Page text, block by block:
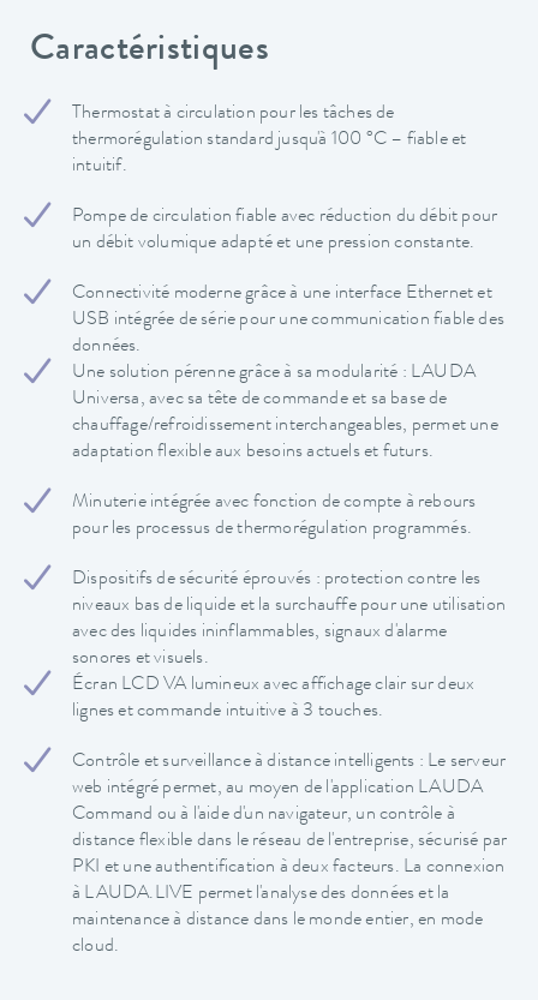
Caractéristiques
Thermostat à circulation pour les tâches de
thermorégulation standard jusqu'à 100 °C – fiable et
intuitif.
Pompe de circulation fiable avec réduction du débit pour
un débit volumique adapté et une pression constante.
Connectivité moderne grâce à une interface Ethernet et
USB intégrée de série pour une communication fiable des
données.
Une solution pérenne grâce à sa modularité : LAUDA
Universa, avec sa tête de commande et sa base de
chauffage/refroidissement interchangeables, permet une
adaptation flexible aux besoins actuels et futurs.
Minuterie intégrée avec fonction de compte à rebours
pour les processus de thermorégulation programmés.
Dispositifs de sécurité éprouvés : protection contre les
niveaux bas de liquide et la surchauffe pour une utilisation
avec des liquides ininflammables, signaux d'alarme
sonores et visuels.
Écran LCD VA lumineux avec affichage clair sur deux
lignes et commande intuitive à 3 touches.
Contrôle et surveillance à distance intelligents : Le serveur
web intégré permet, au moyen de l'application LAUDA
Command ou à l'aide d'un navigateur, un contrôle à
distance flexible dans le réseau de l'entreprise, sécurisé par
PKI et une authentification à deux facteurs. La connexion
à LAUDA.LIVE permet l'analyse des données et la
maintenance à distance dans le monde entier, en mode
cloud.